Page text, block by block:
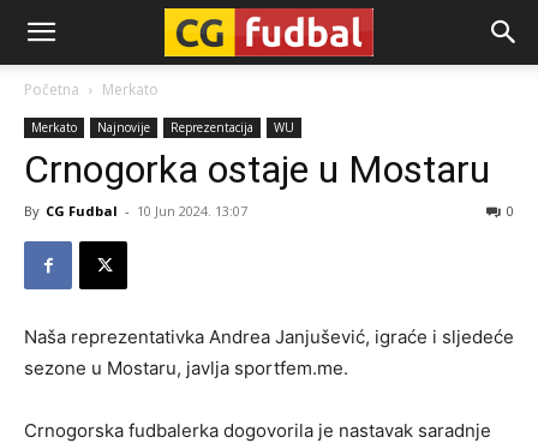
CG-
Fudbal
Početna Merkato
Merkato Najnovije Reprezentacija WU
Crnogorka ostaje u Mostaru
By CG Fudbal - 10 Jun 2024. 13:07 0
Naša reprezentativka Andrea Janjušević, igraće i sljedeće
sezone u Mostaru, javlja sportfem.me.
Crnogorska fudbalerka dogovorila je nastavak saradnje